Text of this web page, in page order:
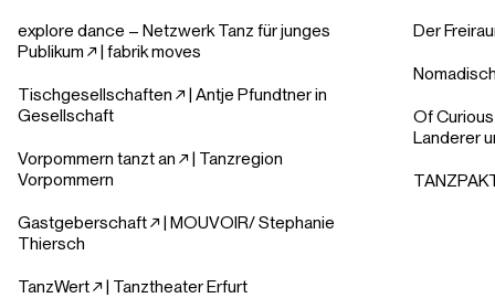
explore dance – Netzwerk Tanz für junges
Publikum ↗︎| fabrik moves
Tischgesellschaften ↗︎| Antje Pfundtner in
Gesellschaft
Vorpommern tanzt an ↗︎| Tanzregion
Vorpommern
Gastgeberschaft ↗︎| MOUVOIR/ Stephanie
Thiersch
TanzWert ↗︎| Tanztheater Erfurt
Der
Of
Landerer